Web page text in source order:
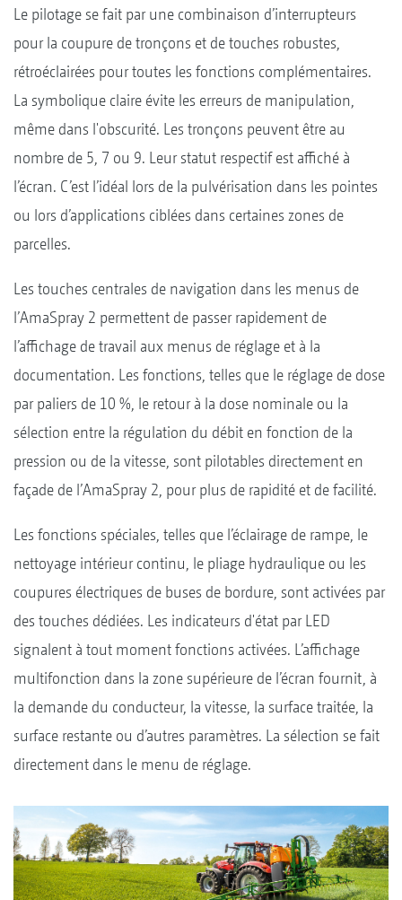
Le pilotage se fait par une combinaison d’interrupteurs
pour la coupure de tronçons et de touches robustes,
rétroéclairées pour toutes les fonctions complémentaires.
La symbolique claire évite les erreurs de manipulation,
même dans l'obscurité. Les tronçons peuvent être au
nombre de 5, 7 ou 9. Leur statut respectif est affiché à
l’écran. C’est l’idéal lors de la pulvérisation dans les pointes
ou lors d’applications ciblées dans certaines zones de
parcelles.
Les touches centrales de navigation dans les menus de
l’AmaSpray 2 permettent de passer rapidement de
l’affichage de travail aux menus de réglage et à la
documentation. Les fonctions, telles que le réglage de dose
par paliers de 10 %, le retour à la dose nominale ou la
sélection entre la régulation du débit en fonction de la
pression ou de la vitesse, sont pilotables directement en
façade de l’AmaSpray 2, pour plus de rapidité et de facilité.
Les fonctions spéciales, telles que l’éclairage de rampe, le
nettoyage intérieur continu, le pliage hydraulique ou les
coupures électriques de buses de bordure, sont activées par
des touches dédiées. Les indicateurs d'état par LED
signalent à tout moment fonctions activées. L’affichage
multifonction dans la zone supérieure de l’écran fournit, à
la demande du conducteur, la vitesse, la surface traitée, la
surface restante ou d’autres paramètres. La sélection se fait
directement dans le menu de réglage.